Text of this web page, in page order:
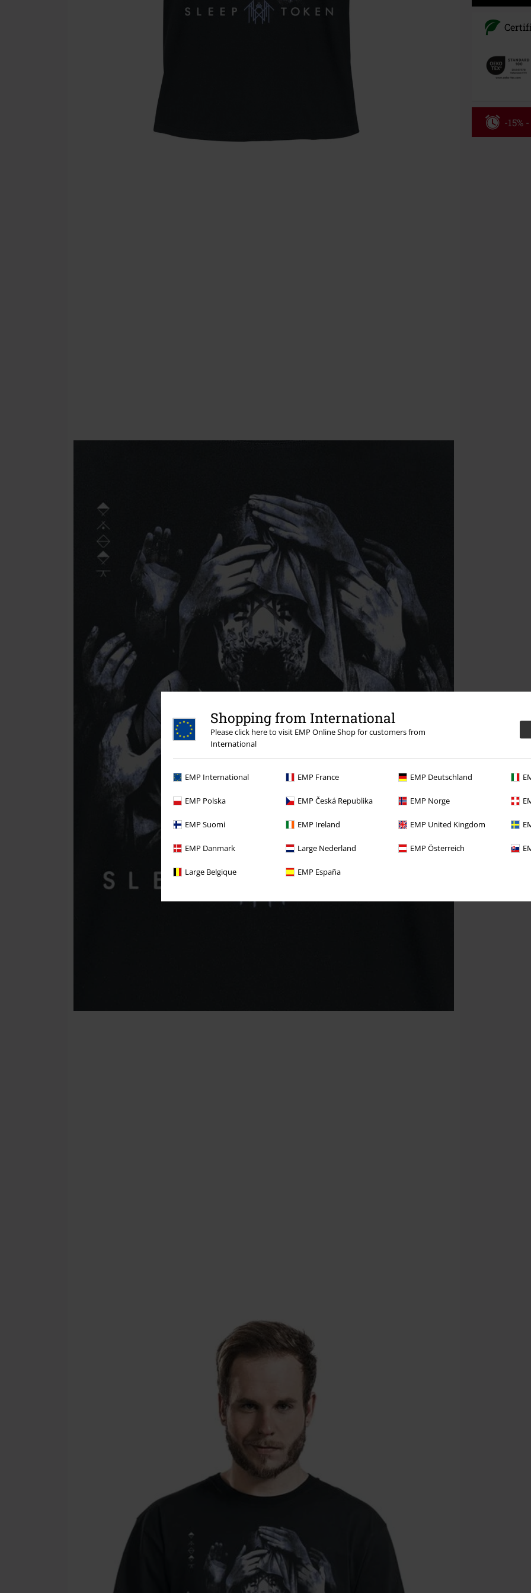
Shopping from International
Please click here to visit EMP Online Shop for customers from
International
EMP International EMP France EMP Deutschland
EMP Polska EMP Česká Republika EMP Norge
EMP Suomi EMP Ireland EMP United Kingdom
EMP Danmark Large Nederland EMP Österreich
Large Belgique EMP España
-15%